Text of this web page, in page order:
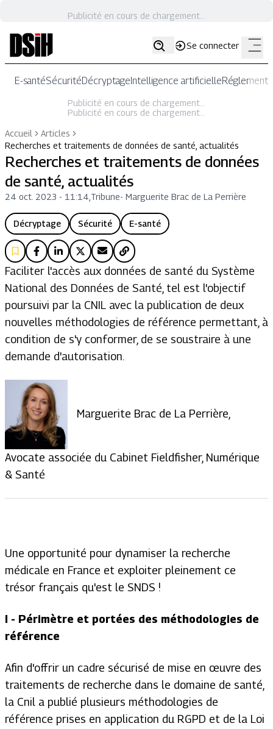
Publicité en cours de chargement...
Se connecter
E-santéSécuritéDécryptageIntelligence artificielle
Publicité en cours de chargement...
Publicité en cours de chargement...
Accueil
Articles
Recherches et traitements de données de santé, actualités
Recherches et traitements de données
de santé, actualités
24 oct. 2023 - 11:14 Tribune- Marguerite Brac de La Perrière
Décryptage Sécurité E-santé
Faciliter l'accès aux données de santé du Système
National des Données de Santé, tel est l'objectif
poursuivi par la CNIL avec la publication de deux
nouvelles méthodologies de référence permettant, à
condition de s'y conformer, de se soustraire à une
demande d'autorisation.
Marguerite Brac de La Perrière,
Avocate associée du Cabinet Fieldfisher, Numérique
& Santé
Une opportunité pour dynamiser la recherche
médicale en France et exploiter pleinement ce
trésor français qu'est le SNDS !
I - Périmètre et portées des méthodologies de
référence
Afin d'offrir un cadre sécurisé de mise en œuvre des
traitements de recherche dans le domaine de santé,
la Cnil a publié plusieurs méthodologies de
référence prises en application du RGPD et de la Loi